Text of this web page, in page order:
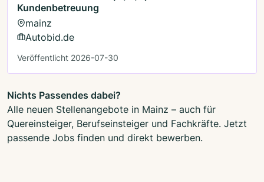
Kundenbetreuung
mainz
Autobid.de
Veröffentlicht 2026-07-30
Nichts Passendes dabei?
Alle neuen Stellenangebote in Mainz – auch für
Quereinsteiger, Berufseinsteiger und Fachkräfte. Jetzt
passende Jobs finden und direkt bewerben.